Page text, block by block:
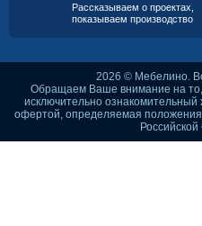
Рассказываем о проектах,
показываем производство
2026 © Мебелино.
Обращаем Ваше внимание на
исключительно ознакомительный
офертой, определяемая